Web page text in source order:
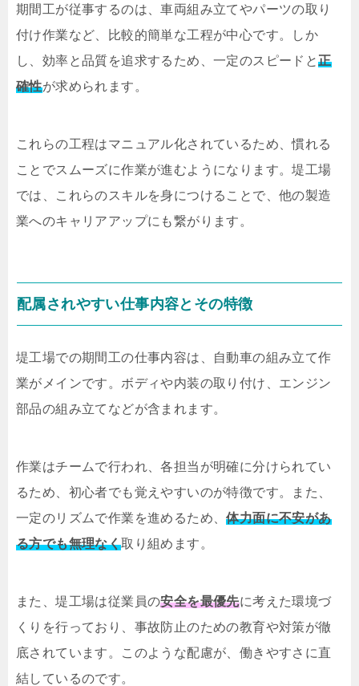
期間工が従事するのは、車両組み立てやパーツの取り
付け作業など、比較的簡単な工程が中心です。しか
し、効率と品質を追求するため、一定のスピードと正
確性が求められます。
これらの工程はマニュアル化されているため、慣れる
ことでスムーズに作業が進むようになります。堤工場
では、これらのスキルを身につけることで、他の製造
業へのキャリアアップにも繋がります。
配属されやすい仕事内容とその特徴
堤工場での期間工の仕事内容は、自動車の組み立て作
業がメインです。ボディや内装の取り付け、エンジン
部品の組み立てなどが含まれます。
作業はチームで行われ、各担当が明確に分けられてい
るため、初心者でも覚えやすいのが特徴です。また、
一定のリズムで作業を進めるため、体力面に不安があ
る方でも無理なく取り組めます。
また、堤工場は従業員の安全を最優先に考えた環境づ
くりを行っており、事故防止のための教育や対策が徹
底されています。このような配慮が、働きやすさに直
結しているのです。